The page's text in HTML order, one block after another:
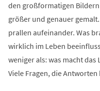
den großformatigen
größer und genauer
prallen aufeinander. Was
wirklich im Leben
weniger als: was macht das
Viele Fragen, die